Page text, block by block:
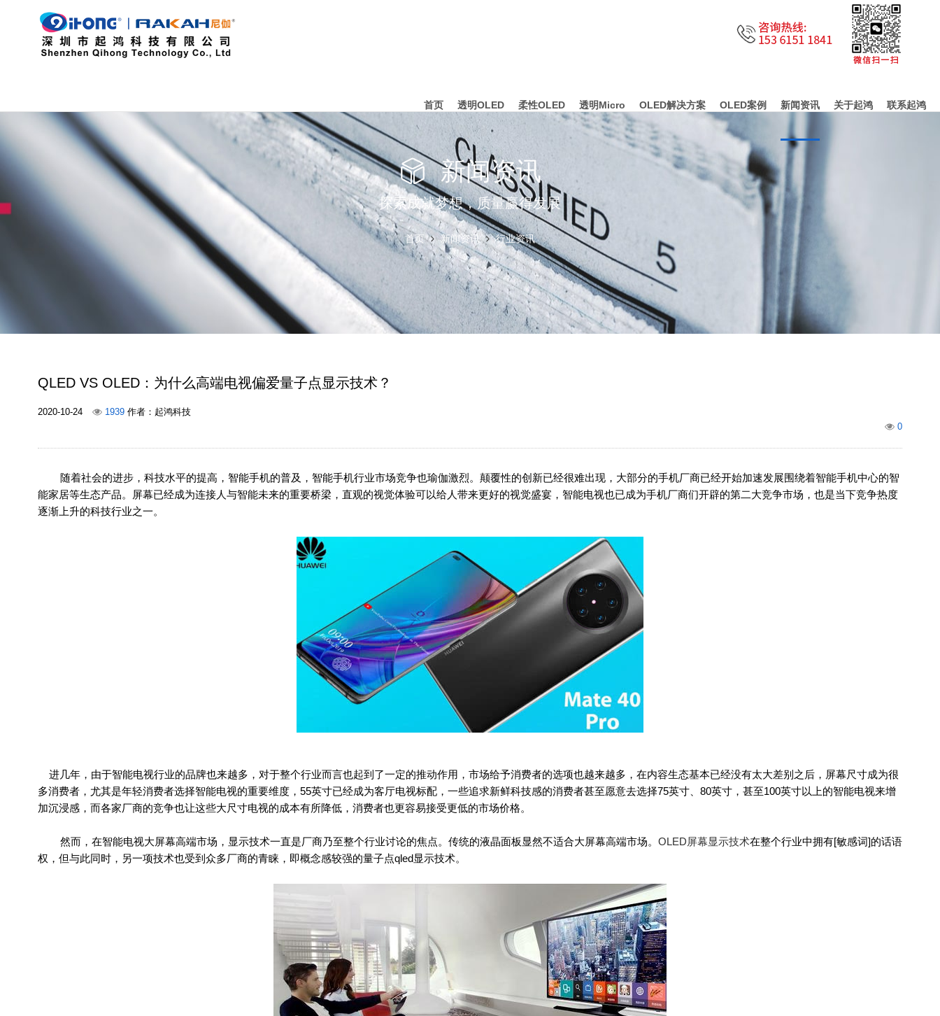
首页 透明OLED 柔性OLED 透明Micro OLED解决方案 OLED案例 新闻资讯 关于起鸿 联系起鸿
新闻资讯
探索成就梦想，质量赢得发展
首页 新闻资讯 行业资讯
QLED VS OLED：为什么高端电视偏爱量子点显示技术？
2020-10-24 1939作者：起鸿科技
0
随着社会的进步，科技水平的提高，智能手机的普及，智能手机行业市场竞争也瑜伽激烈。颠覆性的创新已经很难出现，大部分的手机厂商已经开始加速发展围绕着智能手机中心的智
能家居等生态产品。屏幕已经成为连接人与智能未来的重要桥梁，直观的视觉体验可以给人带来更好的视觉盛宴，智能电视也已成为手机厂商们开辟的第二大竞争市场，也是当下竞争热度
逐渐上升的科技行业之一。
进几年，由于智能电视行业的品牌也来越多，对于整个行业而言也起到了一定的推动作用，市场给予消费者的选项也越来越多，在内容生态基本已经没有太大差别之后，屏幕尺寸成为很
多消费者，尤其是年轻消费者选择智能电视的重要维度，55英寸已经成为客厅电视标配，一些追求新鲜科技感的消费者甚至愿意去选择75英寸、80英寸，甚至100英寸以上的智能电视来增
加沉浸感，而各家厂商的竞争也让这些大尺寸电视的成本有所降低，消费者也更容易接受更低的市场价格。
然而，在智能电视大屏幕高端市场，显示技术一直是厂商乃至整个行业讨论的焦点。传统的液晶面板显然不适合大屏幕高端市场。 OLED屏幕显示技术在整个行业中拥有[敏感词]的话语
权，但与此同时，另一项技术也受到众多厂商的青睐，即概念感较强的量子点qled显示技术。